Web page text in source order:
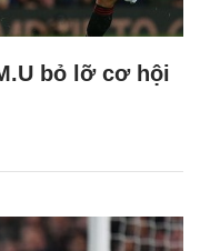
bỏ lỡ cơ hội